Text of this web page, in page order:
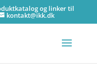
og linker til
kontakt@ikk.dk